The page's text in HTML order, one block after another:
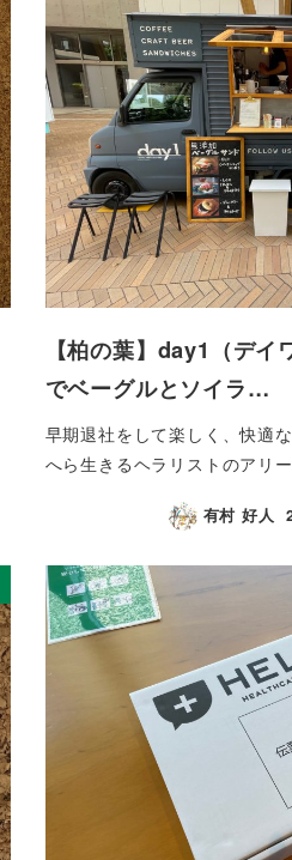
【柏の葉】day1（デ
でベーグルとソイラ…
早期退社をして楽しく、快適
へら生きるヘラリストのアリ
有村 好人